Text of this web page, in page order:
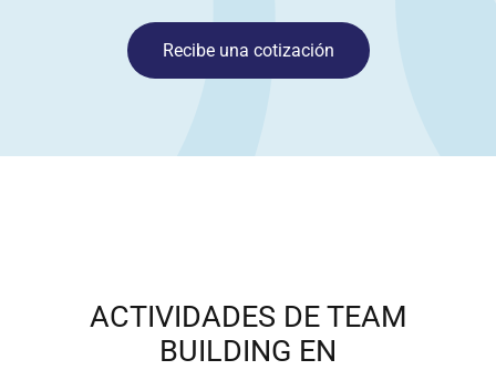
Recibe una cotización
ACTIVIDADES DE TEAM
BUILDING EN